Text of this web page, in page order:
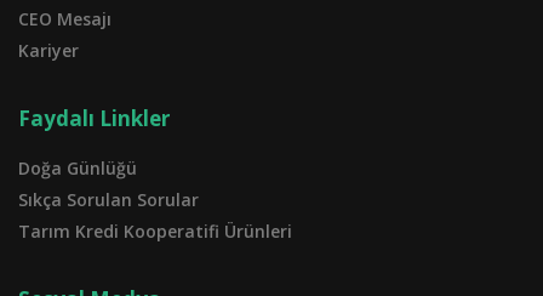
CEO Mesajı
Kariyer
Faydalı Linkler
Doğa Günlüğü
Sıkça Sorulan Sorular
Tarım Kredi Kooperatifi Ürünleri